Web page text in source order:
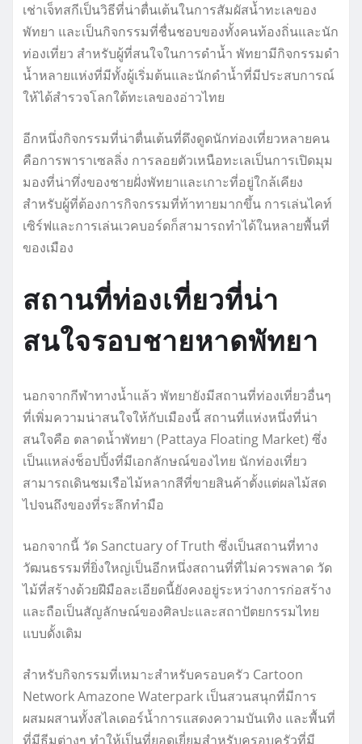
เช่าเจ็ทสกีเป็นวิธีที่น่าตื่นเต้นในการสัมผัสน้ำทะเลของ
พัทยา และเป็นกิจกรรมที่ชื่นชอบของทั้งคนท้องถิ่นและนัก
ท่องเที่ยว สำหรับผู้ที่สนใจในการดำน้ำ พัทยามีกิจกรรมดำ
น้ำหลายแห่งที่มีทั้งผู้เริ่มต้นและนักดำน้ำที่มีประสบการณ์
ให้ได้สำรวจโลกใต้ทะเลของอ่าวไทย
อีกหนึ่งกิจกรรมที่น่าตื่นเต้นที่ดึงดูดนักท่องเที่ยวหลายคน
คือการพาราเซลลิ่ง การลอยตัวเหนือทะเลเป็นการเปิดมุม
มองที่น่าทึ่งของชายฝั่งพัทยาและเกาะที่อยู่ใกล้เคียง
สำหรับผู้ที่ต้องการกิจกรรมที่ท้าทายมากขึ้น การเล่นไคท์
เซิร์ฟและการเล่นเวคบอร์ดก็สามารถทำได้ในหลายพื้นที่
ของเมือง
สถานที่ท่องเที่ยวที่น่า
สนใจรอบชายหาดพัทยา
นอกจากกีฬาทางน้ำแล้ว พัทยายังมีสถานที่ท่องเที่ยวอื่นๆ
ที่เพิ่มความน่าสนใจให้กับเมืองนี้ สถานที่แห่งหนึ่งที่น่า
สนใจคือ ตลาดน้ำพัทยา (Pattaya Floating Market) ซึ่ง
เป็นแหล่งช็อปปิ้งที่มีเอกลักษณ์ของไทย นักท่องเที่ยว
สามารถเดินชมเรือไม้หลากสีที่ขายสินค้าตั้งแต่ผลไม้สด
ไปจนถึงของที่ระลึกทำมือ
นอกจากนี้ วัด Sanctuary of Truth ซึ่งเป็นสถานที่ทาง
วัฒนธรรมที่ยิ่งใหญ่เป็นอีกหนึ่งสถานที่ที่ไม่ควรพลาด วัด
ไม้ที่สร้างด้วยฝีมือละเอียดนี้ยังคงอยู่ระหว่างการก่อสร้าง
และถือเป็นสัญลักษณ์ของศิลปะและสถาปัตยกรรมไทย
แบบดั้งเดิม
สำหรับกิจกรรมที่เหมาะสำหรับครอบครัว Cartoon
Network Amazone Waterpark เป็นสวนสนุกที่มีการ
ผสมผสานทั้งสไลเดอร์น้ำการแสดงความบันเทิง และพื้นที่
ที่มีธีมต่างๆ ทำให้เป็นที่ยอดเยี่ยมสำหรับครอบครัวที่มี